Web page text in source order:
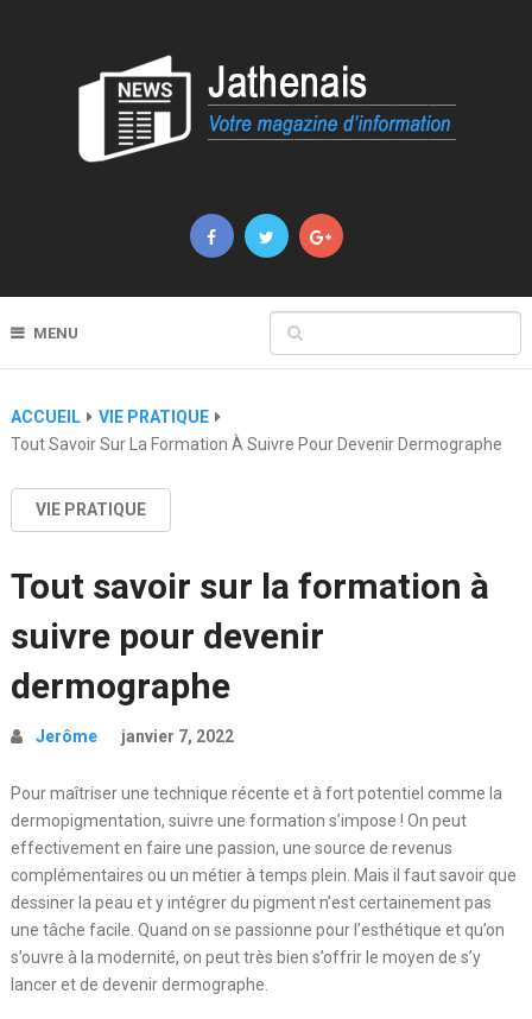
MENU
ACCUEIL
VIE PRATIQUE
Tout Savoir Sur La Formation À Suivre Pour Devenir Dermographe
VIE PRATIQUE
Tout savoir sur la formation à
suivre pour devenir
dermographe
Jerôme janvier 7, 2022
Pour maîtriser une technique récente et à fort potentiel comme la
dermopigmentation, suivre une formation s’impose ! On peut
effectivement en faire une passion, une source de revenus
complémentaires ou un métier à temps plein. Mais il faut savoir que
dessiner la peau et y intégrer du pigment n’est certainement pas
une tâche facile. Quand on se passionne pour l’esthétique et qu’on
s’ouvre à la modernité, on peut très bien s’offrir le moyen de s’y
lancer et de devenir dermographe.